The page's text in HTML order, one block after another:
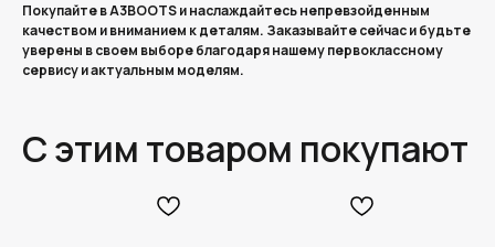
Покупайте в A3BOOTS и наслаждайтесь непревзойденным
качеством и вниманием к деталям. Заказывайте сейчас и будьте
уверены в своем выборе благодаря нашему первоклассному
сервису и актуальным моделям.
С этим товаром покупают